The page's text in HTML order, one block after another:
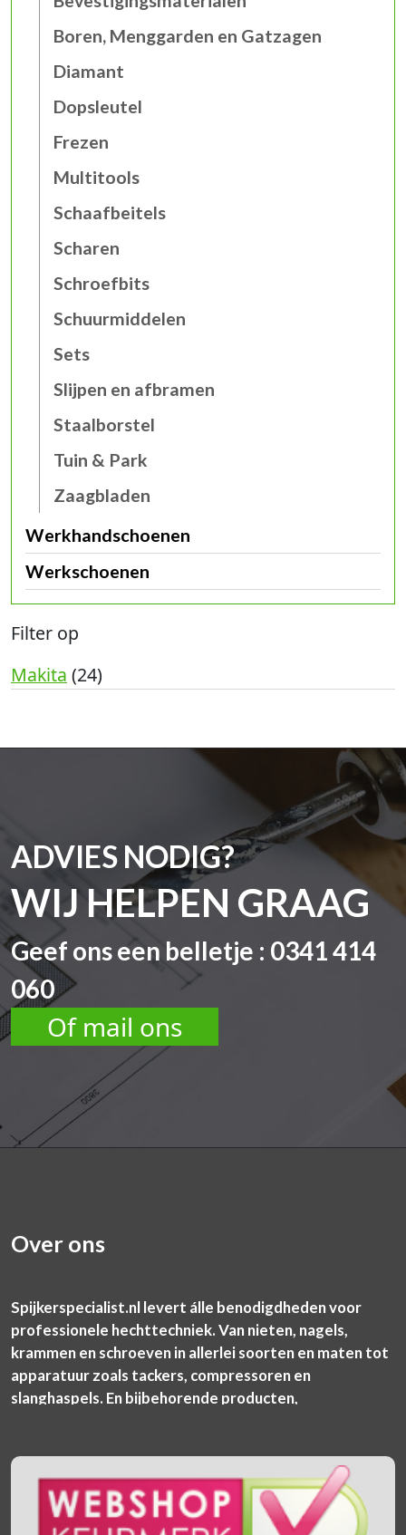
Boren, Menggarden en Gatzagen
Diamant
Dopsleutel
Frezen
Multitools
Schaafbeitels
Scharen
Schroefbits
Schuurmiddelen
Sets
Slijpen en afbramen
Staalborstel
Tuin & Park
Zaagbladen
Werkhandschoenen
Werkschoenen
Filter op
Makita (24)
ADVIES NODIG?
WIJ HELPEN GRAAG
Geef ons een belletje : 0341 414
060
Of mail ons
Over ons
Spijkerspecialist.nl levert álle benodigdheden voor
professionele hechttechniek. Van nieten, nagels,
krammen en schroeven in allerlei soorten en maten tot
apparatuur zoals tackers, compressoren en
slanghaspels. En bijbehorende producten,